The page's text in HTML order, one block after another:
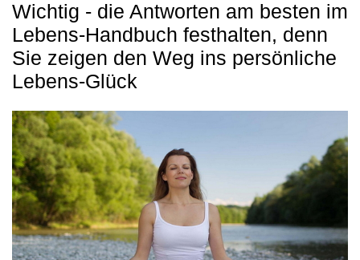
Wichtig - die Antworten am besten im
Lebens-Handbuch festhalten, denn
Sie zeigen den Weg ins persönliche
Lebens-Glück